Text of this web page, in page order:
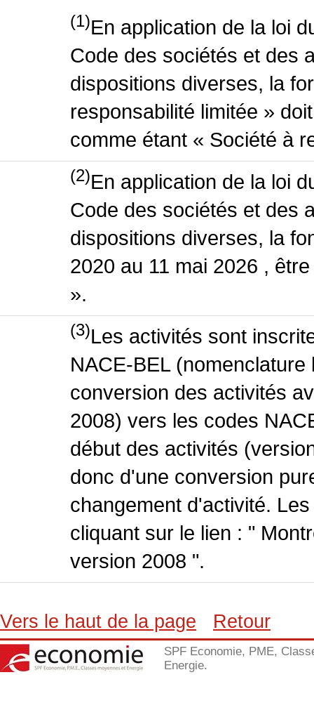
(1)En application de la loi
Code des sociétés et des
dispositions diverses, la
responsabilité limitée »
comme étant « Société à
(2)En application de la loi
Code des sociétés et des
dispositions diverses, la
2020 au 11 mai 2026 ,
».
(3)Les activités sont
NACE-BEL
conversion des activités
2008) vers les codes
début des activités
donc d'une conversion
changement d'activité.
cliquant sur le lien : "
version 2008 ".
Vers le haut de la page Retour
SPF Economie, PME,
Energie.